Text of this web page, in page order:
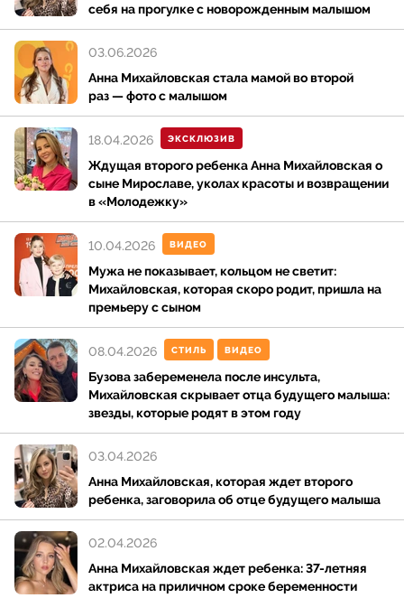
себя на прогулке с новорожденным малышом
Анна Михайловская стала мамой во второй
раз — фото с малышом
03.06.2026
ЭКСКЛЮЗИВ
Ждущая второго ребенка Анна Михайловская о
сыне Мирославе, уколах красоты и возвращении
в «Молодежку»
18.04.2026
ВИДЕО
Мужа не показывает, кольцом не светит:
Михайловская, которая скоро родит, пришла на
премьеру с сыном
10.04.2026
СТИЛЬ ВИДЕО
Бузова забеременела после инсульта,
Михайловская скрывает отца будущего малыша:
звезды, которые родят в этом году
08.04.2026
Анна Михайловская, которая ждет второго
ребенка, заговорила об отце будущего малыша
03.04.2026
Анна Михайловская ждет ребенка: 37-летняя
актриса на приличном сроке беременности
02.04.2026